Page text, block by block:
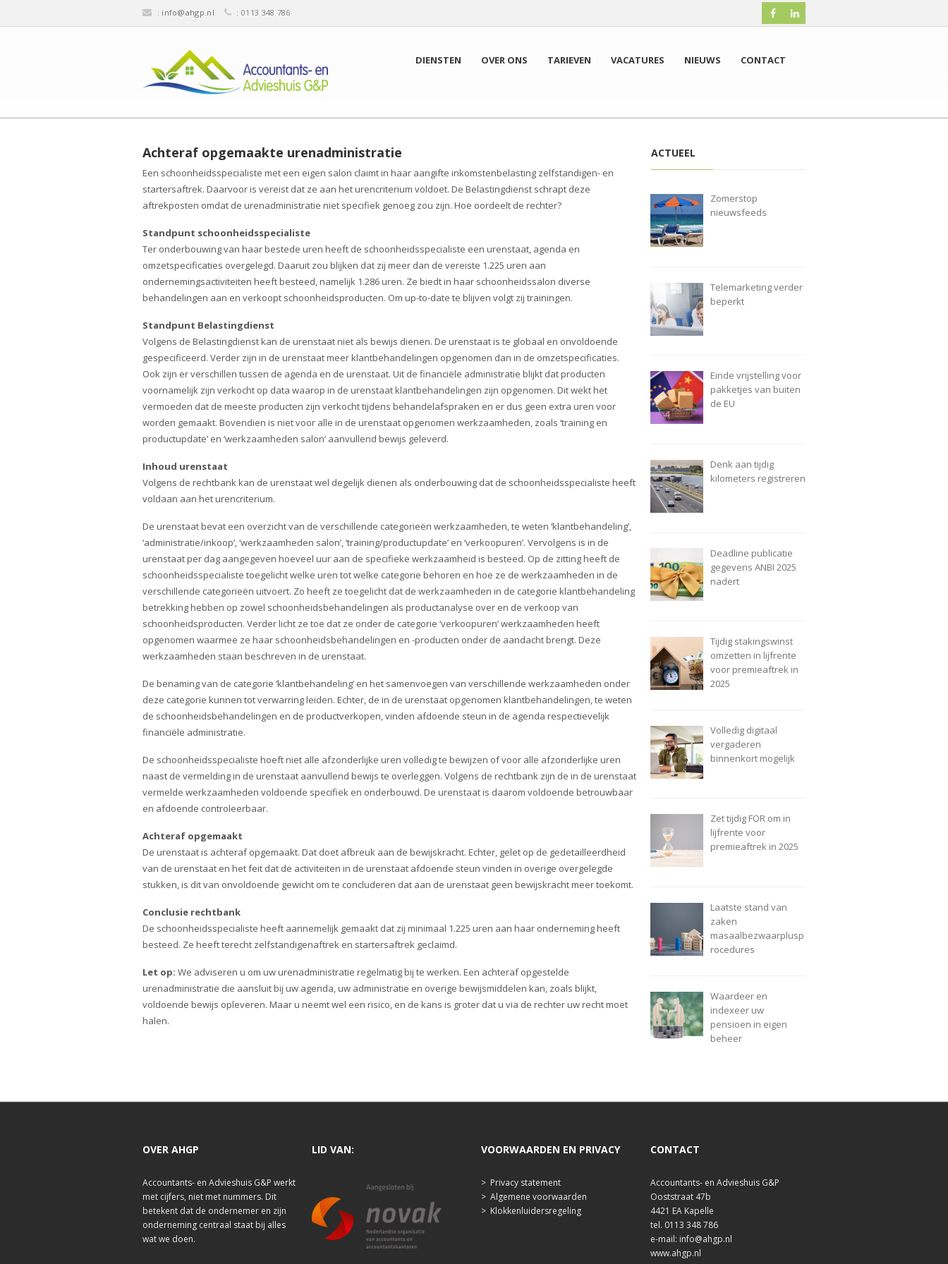
: info@ahgp.nl : 0113 348 786
DIENSTEN OVER ONS TARIEVEN VACATURES NIEUWS CONTACT
Achteraf opgemaakte urenadministratie
Een schoonheidsspecialiste met een eigen salon claimt in haar aangifte inkomstenbelasting zelfstandigen- en
startersaftrek. Daarvoor is vereist dat ze aan het urencriterium voldoet. De Belastingdienst schrapt deze
aftrekposten omdat de urenadministratie niet specifiek genoeg zou zijn. Hoe oordeelt de rechter?
Standpunt schoonheidsspecialiste
Ter onderbouwing van haar bestede uren heeft de schoonheidsspecialiste een urenstaat, agenda en
omzetspecificaties overgelegd. Daaruit zou blijken dat zij meer dan de vereiste 1.225 uren aan
ondernemingsactiviteiten heeft besteed, namelijk 1.286 uren. Ze biedt in haar schoonheidssalon diverse
behandelingen aan en verkoopt schoonheidsproducten. Om up-to-date te blijven volgt zij trainingen.
Standpunt Belastingdienst
Volgens de Belastingdienst kan de urenstaat niet als bewijs dienen. De urenstaat is te globaal en onvoldoende
gespecificeerd. Verder zijn in de urenstaat meer klantbehandelingen opgenomen dan in de omzetspecificaties.
Ook zijn er verschillen tussen de agenda en de urenstaat. Uit de financiële administratie blijkt dat producten
voornamelijk zijn verkocht op data waarop in de urenstaat klantbehandelingen zijn opgenomen. Dit wekt het
vermoeden dat de meeste producten zijn verkocht tijdens behandelafspraken en er dus geen extra uren voor
worden gemaakt. Bovendien is niet voor alle in de urenstaat opgenomen werkzaamheden, zoals ‘training en
productupdate’ en ‘werkzaamheden salon’ aanvullend bewijs geleverd.
Inhoud urenstaat
Volgens de rechtbank kan de urenstaat wel degelijk dienen als onderbouwing dat de schoonheidsspecialiste heeft
voldaan aan het urencriterium.
De urenstaat bevat een overzicht van de verschillende categorieën werkzaamheden, te weten ‘klantbehandeling’,
‘administratie/inkoop’, ‘werkzaamheden salon’, ‘training/productupdate’ en ‘verkoopuren’. Vervolgens is in de
urenstaat per dag aangegeven hoeveel uur aan de specifieke werkzaamheid is besteed. Op de zitting heeft de
schoonheidsspecialiste toegelicht welke uren tot welke categorie behoren en hoe ze de werkzaamheden in de
verschillende categorieën uitvoert. Zo heeft ze toegelicht dat de werkzaamheden in de categorie klantbehandeling
betrekking hebben op zowel schoonheidsbehandelingen als productanalyse over en de verkoop van
schoonheidsproducten. Verder licht ze toe dat ze onder de categorie ‘verkoopuren’ werkzaamheden heeft
opgenomen waarmee ze haar schoonheidsbehandelingen en -producten onder de aandacht brengt. Deze
werkzaamheden staan beschreven in de urenstaat.
De benaming van de categorie ‘klantbehandeling’ en het samenvoegen van verschillende werkzaamheden onder
deze categorie kunnen tot verwarring leiden. Echter, de in de urenstaat opgenomen klantbehandelingen, te weten
de schoonheidsbehandelingen en de productverkopen, vinden afdoende steun in de agenda respectievelijk
financiële administratie.
De schoonheidsspecialiste hoeft niet alle afzonderlijke uren volledig te bewijzen of voor alle afzonderlijke uren
naast de vermelding in de urenstaat aanvullend bewijs te overleggen. Volgens de rechtbank zijn de in de urenstaat
vermelde werkzaamheden voldoende specifiek en onderbouwd. De urenstaat is daarom voldoende betrouwbaar
en afdoende controleerbaar.
Achteraf opgemaakt
De urenstaat is achteraf opgemaakt. Dat doet afbreuk aan de bewijskracht. Echter, gelet op de gedetailleerdheid
van de urenstaat en het feit dat de activiteiten in de urenstaat afdoende steun vinden in overige overgelegde
stukken, is dit van onvoldoende gewicht om te concluderen dat aan de urenstaat geen bewijskracht meer toekomt.
Conclusie rechtbank
De schoonheidsspecialiste heeft aannemelijk gemaakt dat zij minimaal 1.225 uren aan haar onderneming heeft
besteed. Ze heeft terecht zelfstandigenaftrek en startersaftrek geclaimd.
Let op: We adviseren u om uw urenadministratie regelmatig bij te werken. Een achteraf opgestelde
urenadministratie die aansluit bij uw agenda, uw administratie en overige bewijsmiddelen kan, zoals blijkt,
voldoende bewijs opleveren. Maar u neemt wel een risico, en de kans is groter dat u via de rechter uw recht moet
halen.
ACTUEEL
Zomerstop
nieuwsfeeds
Telemarketing verder
beperkt
Einde vrijstelling voor
pakketjes van buiten
de EU
Denk aan tijdig
kilometers registreren
Deadline publicatie
gegevens ANBI 2025
nadert
Tijdig stakingswinst
omzetten in lijfrente
voor premieaftrek in
2025
Volledig digitaal
vergaderen
binnenkort mogelijk
Zet tijdig FOR om in
lijfrente voor
premieaftrek in 2025
Laatste stand van
zaken
masaalbezwaarplusp
rocedures
Waardeer en
indexeer uw
pensioen in eigen
beheer
OVER AHGP
Accountants- en Advieshuis G&P werkt
met cijfers, niet met nummers. Dit
betekent dat de ondernemer en zijn
onderneming centraal staat bij alles
wat we doen.
LID VAN: VOORWAARDEN EN PRIVACY
> Privacy statement
> Algemene voorwaarden
> Klokkenluidersregeling
CONTACT
Accountants- en Advieshuis G&P
Ooststraat 47b
4421 EA Kapelle
tel. 0113 348 786
e-mail: info@ahgp.nl
www.ahgp.nl